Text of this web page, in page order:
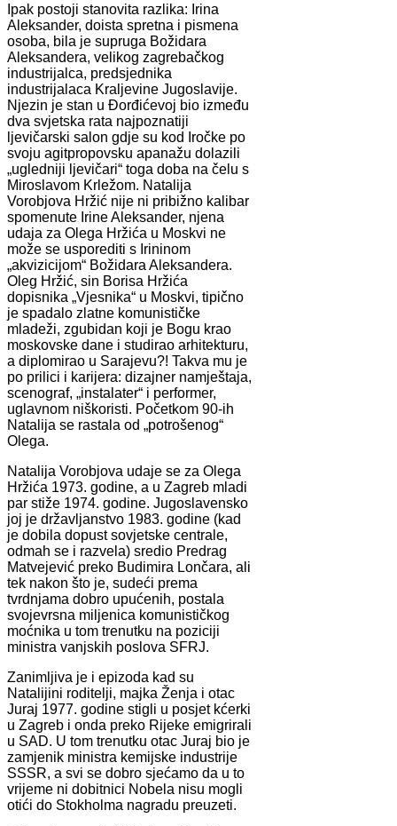
Ipak postoji stanovita razlika: Irina
Aleksander, doista spretna i pismena
osoba, bila je supruga Božidara
Aleksandera, velikog zagrebačkog
industrijalca, predsjednika
industrijalaca Kraljevine Jugoslavije.
Njezin je stan u Đorđićevoj bio između
dva svjetska rata najpoznatiji
ljevičarski salon gdje su kod Iročke po
svoju agitpropovsku apanažu dolazili
„ugledniji ljevičari“ toga doba na čelu s
Miroslavom Krležom. Natalija
Vorobjova Hržić nije ni pribižno kalibar
spomenute Irine Aleksander, njena
udaja za Olega Hržića u Moskvi ne
može se usporediti s Irininom
„akvizicijom“ Božidara Aleksandera.
Oleg Hržić, sin Borisa Hržića
dopisnika „Vjesnika“ u Moskvi, tipično
je spadalo zlatne komunističke
mladeži, zgubidan koji je Bogu krao
moskovske dane i studirao arhitekturu,
a diplomirao u Sarajevu?! Takva mu je
po prilici i karijera: dizajner namještaja,
scenograf, „instalater“ i performer,
uglavnom niškoristi. Početkom 90-ih
Natalija se rastala od „potrošenog“
Olega.
Natalija Vorobjova udaje se za Olega
Hržića 1973. godine, a u Zagreb mladi
par stiže 1974. godine. Jugoslavensko
joj je državljanstvo 1983. godine (kad
je dobila dopust sovjetske centrale,
odmah se i razvela) sredio Predrag
Matvejević preko Budimira Lončara, ali
tek nakon što je, sudeći prema
tvrdnjama dobro upućenih, postala
svojevrsna miljenica komunističkog
moćnika u tom trenutku na poziciji
ministra vanjskih poslova SFRJ.
Zanimljiva je i epizoda kad su
Natalijini roditelji, majka Ženja i otac
Juraj 1977. godine stigli u posjet kćerki
u Zagreb i onda preko Rijeke emigrirali
u SAD. U tom trenutku otac Juraj bio je
zamjenik ministra kemijske industrije
SSSR, a svi se dobro sjećamo da u to
vrijeme ni dobitnici Nobela nisu mogli
otići do Stokholma nagradu preuzeti.